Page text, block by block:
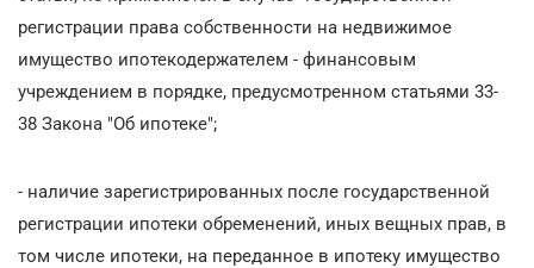
регистрации права собственности на недвижимое
имущество ипотекодержателем - финансовым
учреждением в порядке, предусмотренном статьями 33-
38 Закона "Об ипотеке";
- наличие зарегистрированных после государственной
регистрации ипотеки обременений, иных вещных прав, в
том числе ипотеки, на переданное в ипотеку имущество